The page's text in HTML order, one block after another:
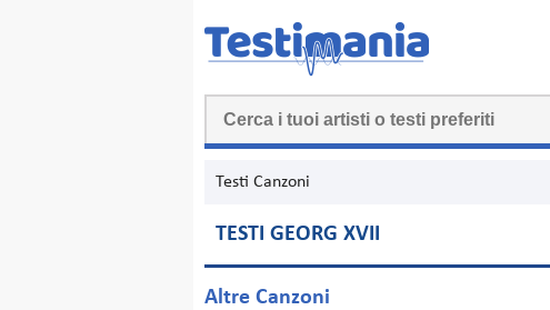
Testi Canzoni
TESTI GEORG XVII
Altre Canzoni